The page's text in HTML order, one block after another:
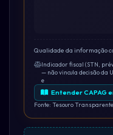
Qualidade da informação
Indicador fiscal (STN,
— não vincula decisão da
e
Entender CAPAG
Fonte: Tesouro Transparente